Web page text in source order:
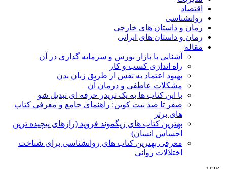
اقتصاد
روانشناسی
رمان و داستان های خارجی
رمان و داستان های ایرانی
مقاله
آشنایی با بازار بورس و سرمایه گذاری در آن
راه اندازی کسب و کار
بهبود اعتماد به نفس از طریق زبان بدن
مشکلات عاطفی و درمان آن
با این کتاب ها به یک تریدر حرفه ای تبدیل شو
صفر تا صد بیت کوین: راهنمای جامع و معرفی کتاب
های برتر
بهترین کتاب های زیگموند فروید (رازهای پیچیده ترین
احساس انسان)
معرفی بهترین کتاب های روانشناسی برای شناخت
اختلالات روانی